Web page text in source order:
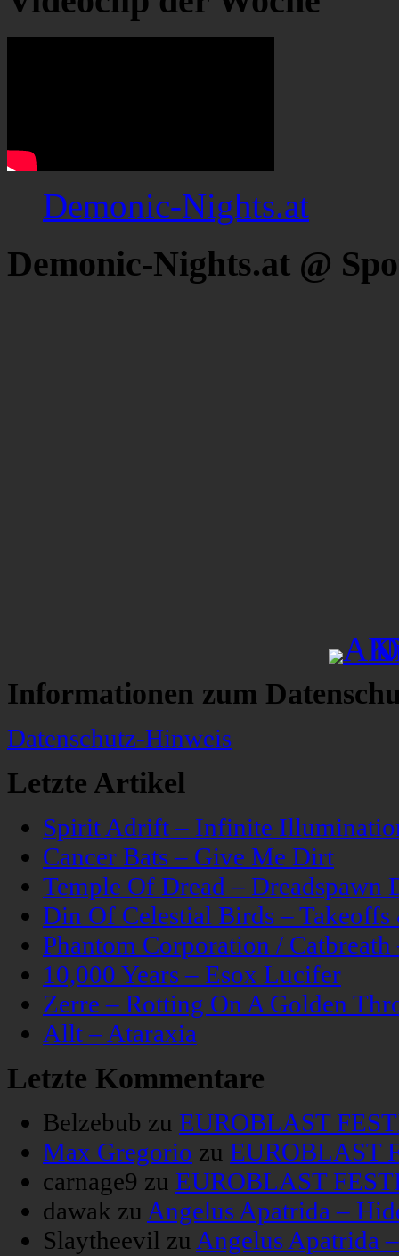
Demonic-Nights.at
Demonic-Nights.at @
Informationen zum
Datenschutz-Hinweis
Letzte Artikel
Spirit Adrift – Infinite
Cancer Bats – Give Me Dirt
Temple Of Dread – Dreadspawn
Din Of Celestial Birds –
Phantom Corporation /
10,000 Years – Esox Lucifer
Zerre – Rotting On A Golden
Allt – Ataraxia
Letzte Kommentare
Belzebub zu EUROBLAST
Max Gregorio zu EUROBLAST
carnage9 zu EUROBLAST
dawak zu Angelus Apatrida –
Slaytheevil zu Angelus Apatrida